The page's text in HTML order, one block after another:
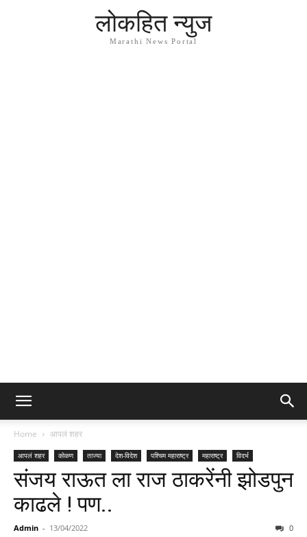
लोकहित न्युज
Marathi News Portal
Home आपलं शहर
आपलं शहर कोकण ताज्या देश-विदेश पश्चिम महाराष्ट्र महाराष्ट्र विदर्भ
संजय राऊत ला राज ठाकरेंनी झोडपुन
काढले ! पण..
Admin - 13/04/2022 0